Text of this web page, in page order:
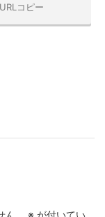
URLコピー
。 ※ が付いてい